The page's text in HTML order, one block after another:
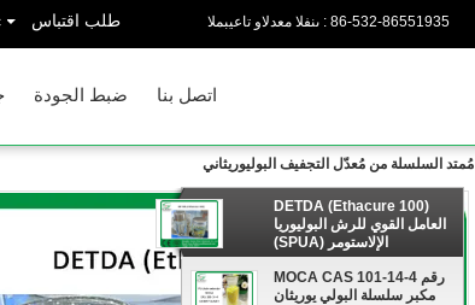
المبيعات والدعم الفنى : 86-532-86551935 طلب اقتباس
ضبط الجودة اتصل بنا
مُمتد السلسلة من مُعدّل التجفيف البوليوريثاني
DETDA (Ethacure 100)
العامل القوي للرش البوليوريا
الإلاستومر (SPUA)
رقم MOCA CAS 101-14-4
مكبر سلسلة البولي يوريثان